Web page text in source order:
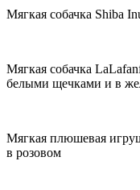
Мягкая собачка Shiba
Мягкая собачка
белыми щечками и в
Мягкая плюшевая
в розовом